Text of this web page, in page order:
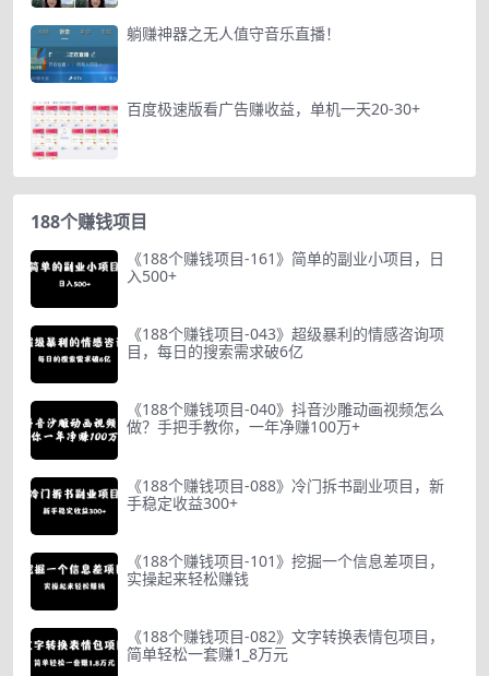
躺赚神器之无人值守音乐直播！
百度极速版看广告赚收益，单机一天20-30+
188个赚钱项目
《188个赚钱项目-161》简单的副业小项目，日
入500+
《188个赚钱项目-043》超级暴利的情感咨询项
目，每日的搜索需求破6亿
《188个赚钱项目-040》抖音沙雕动画视频怎么
做？手把手教你，一年净赚100万+
《188个赚钱项目-088》冷门拆书副业项目，新
手稳定收益300+
《188个赚钱项目-101》挖掘一个信息差项目，
实操起来轻松赚钱
《188个赚钱项目-082》文字转换表情包项目，
简单轻松一套赚1_8万元